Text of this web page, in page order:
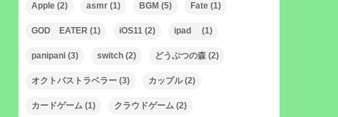
Apple (2) asmr (1) BGM (5) Fate (1)
GOD EATER (1) iOS11 (2) ipad (1)
panipani (3) switch (2) どうぶつの森 (2)
オクトパストラベラー (3) カップル(2)
カードゲーム (1) クラウドゲーム (2)